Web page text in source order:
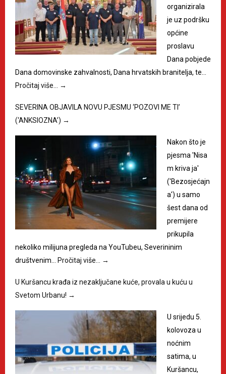
organizirala
je uz podršku
općine
proslavu
Dana pobjede
Dana domovinske zahvalnosti, Dana hrvatskih branitelja, te…
Pročitaj više…
→
SEVERINA OBJAVILA NOVU PJESMU ‘POZOVI ME TI’
(‘ANKSIOZNA’) →
Nakon što je
pjesma 'Nisa
m kriva ja'
('Bezosjećajn
a') u samo
šest dana od
premijere
prikupila
nekoliko milijuna pregleda na YouTubeu, Severininim
društvenim…
Pročitaj više… →
U Kuršancu krađa iz nezaključane kuće, provala u kuću u
Svetom Urbanu! →
U srijedu 5.
kolovoza u
noćnim
satima, u
Kuršancu,